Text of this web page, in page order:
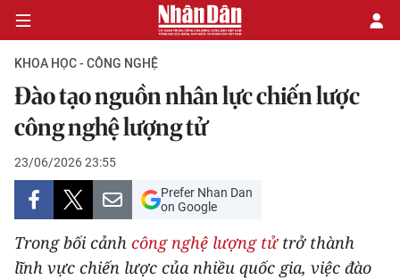
CHÍNH TRỊ
KINH TẾ
VĂN HÓA
XÃ HỘI
KHOA HỌC - CÔNG NGHỆ
Đào tạo nguồn nhân lực chiến lược
công nghệ lượng tử
23/06/2026 23:55
Prefer Nhan Dan
on Google
Trong bối cảnh công nghệ lượng tửtrở thành
lĩnh vực chiến lược của nhiều quốc gia, việc đào